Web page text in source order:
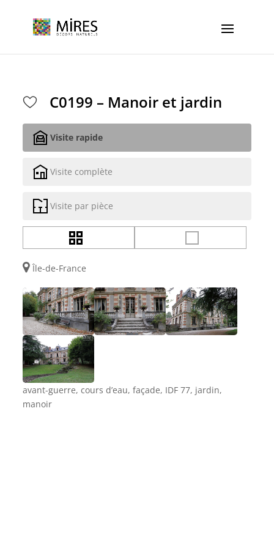
C0199 – Manoir et jardin
Visite rapide
Visite complète
Visite par pièce
Île-de-France
avant-guerre, cours d’eau, façade, IDF 77, jardin,
manoir